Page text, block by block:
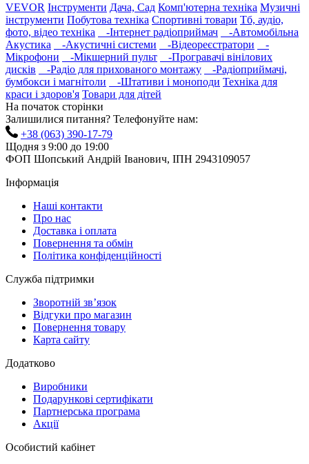
VEVOR Інструменти Дача, Сад Комп'ютерна техніка Музичні
інструменти Побутова техніка Спортивні товари Тб, аудіо,
фото, відео техніка
-Інтернет радіоприймач
-Автомобільна
Акустика
-Акустичні системи -Відеореєстратори
-
Мікрофони
-Мікшерний пульт
-Програвачі вінілових
дисків
-Радіо для прихованого монтажу
-Радіоприймачі,
бумбокси і магнітоли
-Штативи і моноподи Техніка для
краси і здоров'я Товари для дітей
На початок сторінки
Залишилися питання? Телефонуйте нам:
+38 (063) 390-17-79
Щодня з 9:00 до 19:00
ФОП Шопський Андрій Іванович, ІПН 2943109057
Інформація
Наші контакти
Про нас
Доставка і оплата
Повернення та обмін
Політика конфіденційності
Служба підтримки
Зворотній зв’язок
Відгуки про магазин
Повернення товару
Карта сайту
Додатково
Виробники
Подарункові сертифікати
Партнерська програма
Акції
Особистий кабінет